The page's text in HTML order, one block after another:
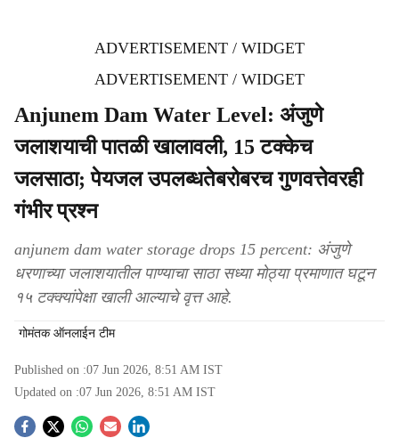
ADVERTISEMENT / WIDGET
ADVERTISEMENT / WIDGET
Anjunem Dam Water Level: अंजुणे
जलाशयाची पातळी खालावली, 15 टक्केच
जलसाठा; पेयजल उपलब्धतेबरोबरच गुणवत्तेवरही
गंभीर प्रश्न
anjunem dam water storage drops 15 percent: अंजुणे
धरणाच्या जलाशयातील पाण्याचा साठा सध्या मोठ्या प्रमाणात घटून
१५ टक्क्यांपेक्षा खाली आल्याचे वृत्त आहे.
गोमंतक ऑनलाईन टीम
Published on :07 Jun 2026, 8:51 AM IST
Updated on :07 Jun 2026, 8:51 AM IST